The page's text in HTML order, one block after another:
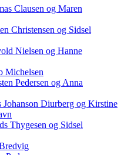
Clausen og Maren
Christensen og Sidsel
Nielsen og Hanne
Michelsen
Pedersen og Anna
Johanson Diurberg og Kirstine
Thygesen og Sidsel